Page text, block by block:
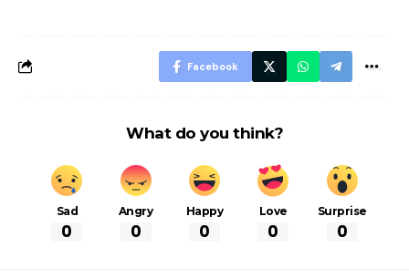
Facebook
What do you think?
Sad
0
Angry
0
Happy
0
Love
0
Surprise
0